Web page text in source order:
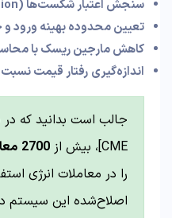
سنجش اعتبار شکست‌ها (Breakout Validation)؛
تعیین محدوده بهینه ورود
کاهش مارجین ریسک با
اندازه‌گیری رفتار قیمت
CME]، بیش از
2700
را در معاملات انرژی
اصلاح‌شده این سیستم